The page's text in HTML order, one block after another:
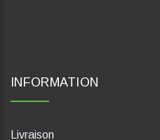
INFORMATION
Livraison